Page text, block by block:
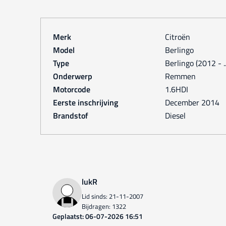
Merk
Citroën
Model
Berlingo
Type
Berlingo (2012 -
Onderwerp
Remmen
Motorcode
1.6HDI
Eerste inschrijving
december 2014
Brandstof
Diesel
lukR
Lid sinds: 21-11-2007
Bijdragen: 1322
Geplaatst: 06-07-2026 16:51